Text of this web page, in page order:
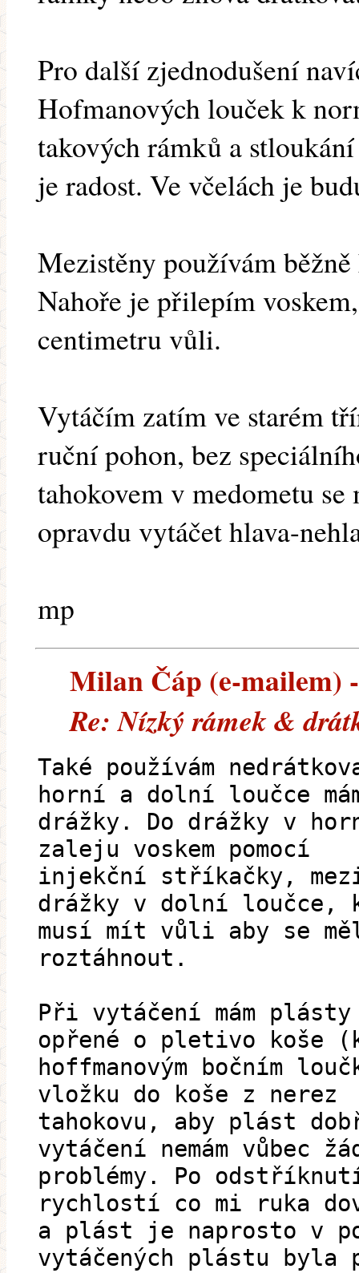
Pro další zjednodušení
Hofmanových louček k
takových rámků a
je radost. Ve včelách je
Mezistěny používám
Nahoře je přilepím
centimetru vůli.
Vytáčím zatím ve starém
ruční pohon, bez
tahokovem v medometu
opravdu vytáčet hlava-
mp
Milan Čáp (e-mailem)
Re: Nízký rámek &
Také používám
horní a dolní loučce
drážky. Do drážky v
zaleju voskem pomocí
injekční stříkačky,
drážky v dolní loučce,
musí mít vůli aby se
roztáhnout.
Při vytáčení mám
opřené o pletivo koše
hoffmanovým bočním
vložku do koše z nerez
tahokovu, aby plást
vytáčení nemám vůbec
problémy. Po
rychlostí co mi ruka
a plást je naprosto v
vytáčených plástu byla